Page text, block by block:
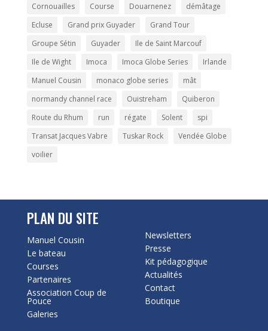
Cornouailles
Course Douarnenez
démâtage
Ecluse
Grand prix Guyader
Grand Tour
Groupe Sétin
Guyader
Ile de Saint Marcouf
Ile de Wight
Imoca Imoca Globe Series
Irlande
Manuel Cousin
monaco globe series
mât
normandy channel race
Ouistreham
Quiberon
Route du Rhum
run régate Solent
spi
Transat Jacques Vabre
Tuskar Rock
Vendée Globe
voilier
PLAN DU SITE
Manuel Cousin
Le bateau
Courses
Partenaires
Association Coup de
Pouce
Galeries
Newsletters
Presse
Kit pédagogique
Actualités
Contact
Boutique